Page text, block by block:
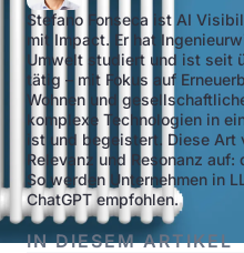
Stefano Fonseca ist AI
mit Impact. Er hat
Umwelt studiert und ist seit
tätig – mit Fokus auf
Wohnen und
komplexe Technologien in
ist und begeistert. Diese Art
Relevanz und Resonanz
So werden Unternehmen in
ChatGPT empfohlen.
IN DIESEM ARTIKEL